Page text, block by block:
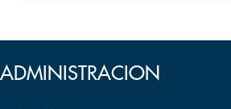
ADMINISTRACION